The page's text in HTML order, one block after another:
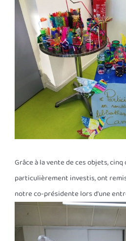
Grâce à la vente de ces objets, cinq
particulièrement investis, ont
notre co-présidente lors d’une